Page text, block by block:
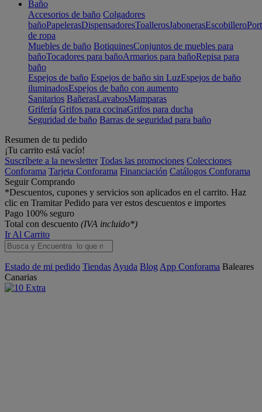
Baño
Accesorios de baño Colgadores
bañoPapelerasDispensadoresToallerosJabonerasEscobillero
de ropa
Muebles de baño BotiquinesConjuntos de muebles para
bañoTocadores para bañoArmarios para bañoRepisa para
baño
Espejos de baño Espejos de baño sin LuzEspejos de baño
iluminadosEspejos de baño con aumento
Sanitarios BañerasLavabosMamparas
Grifería Grifos para cocinaGrifos para ducha
Seguridad de baño Barras de seguridad para baño
Resumen de tu pedido
¡Tu carrito está vacío!
Suscríbete a la newsletter Todas las promociones Colecciones
Conforama Tarjeta Conforama Financiación Catálogos Conforama
Seguir Comprando
*Descuentos, cupones y servicios son aplicados en el carrito. Haz
clic en Tramitar Pedido para ver estos descuentos e importes
Pago 100% seguro
Total con descuento (IVA incluido*)
Ir Al Carrito
Estado de mi pedido Tiendas Ayuda Blog App Conforama Baleares
Canarias